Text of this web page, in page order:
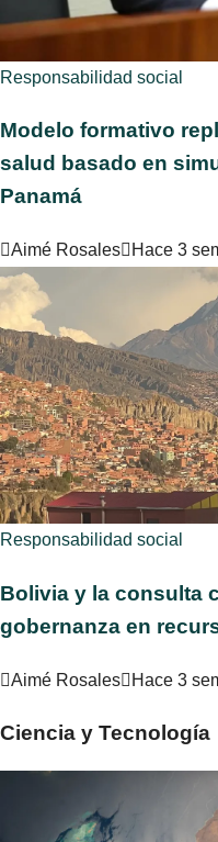
Responsabilidad social
Modelo formativo
salud basado en
Panamá
Aimé Rosales Hace 3
Responsabilidad social
Bolivia y la consulta
gobernanza en
Aimé Rosales Hace 3
Ciencia y Tecnología